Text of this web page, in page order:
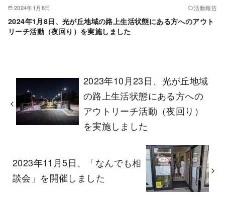
2024年1月8日 活動報告
2024年1月8日、光が丘地域の路上生活状態にある方へのアウト
リーチ活動（夜回り）を実施しました
2023年10月23日、光が丘地域
の路上生活状態にある方への
アウトリーチ活動（夜回り）
を実施しました
2023年11月5日、「なんでも相
談会」を開催しました